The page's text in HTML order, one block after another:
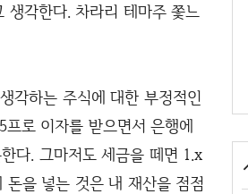
생각한다. 차라리 테마주 쫓느
각하는 주식에 대한 부정적인
로 이자를 받으면서 은행에
다. 그마저도 세금을 떼면 1.x
을 넣는 것은 내 재산을 점점